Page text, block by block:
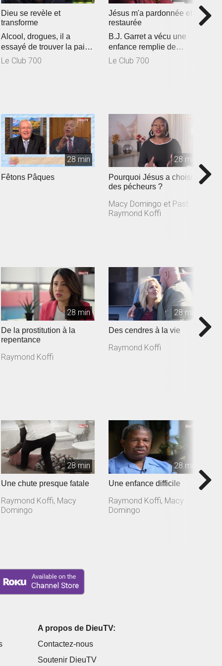
Dieu se revèle et
transforme
Alcool, drogues, il a
essayé de trouver la paix
avec ces substances.
Le Club 700
Jésus m'a pardonnée et
restaurée
B.J. Garret a vécu une
enfance remplie de
souffrances. À 15 ans, elle
Le Club 700
28 min
Fêtons Pâques
28 min
Pourquoi Jésus a choisi
des pécheurs ?
Macy Domingo et Past.
Raymond Koffi
28 min
De la prostitution à la
repentance
Raymond Koffi
28 min
Des cendres à la vie
Raymond Koffi
28 min
Une chute presque fatale
Raymond Koffi, Macy
Domingo
28 min
Une enfance difficile
Raymond Koffi, Macy
Domingo
A propos de DieuTV:
Contactez-nous
Soutenir DieuTV